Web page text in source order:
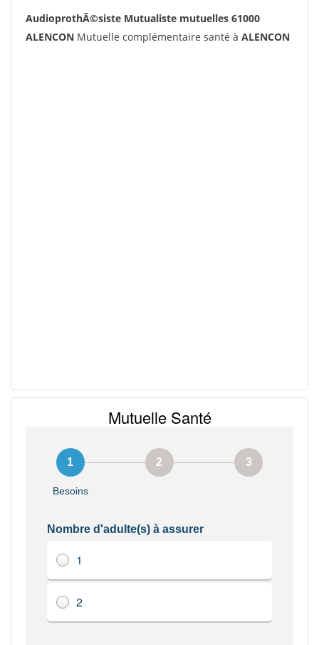
AudioprothÃ©siste Mutualiste mutuelles 61000
ALENCON Mutuelle complémentaire santé à ALENCON